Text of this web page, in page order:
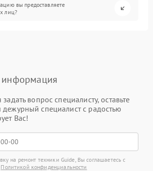
вы предоставляете
лиц?
информация
задать вопрос специалисту, оставьте
специалист с радостью
Вас!
на ремонт техники Guide, Вы соглашаетесь с
Политикой конфиденциальности